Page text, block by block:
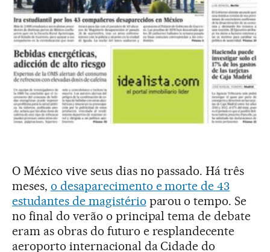
O México vive seus dias no passado. Há três
meses, o desaparecimento e morte de 43
estudantes de magistério parou o tempo. Se
no final do verão o principal tema de debate
eram as obras do futuro e resplandecente
aeroporto internacional da Cidade do